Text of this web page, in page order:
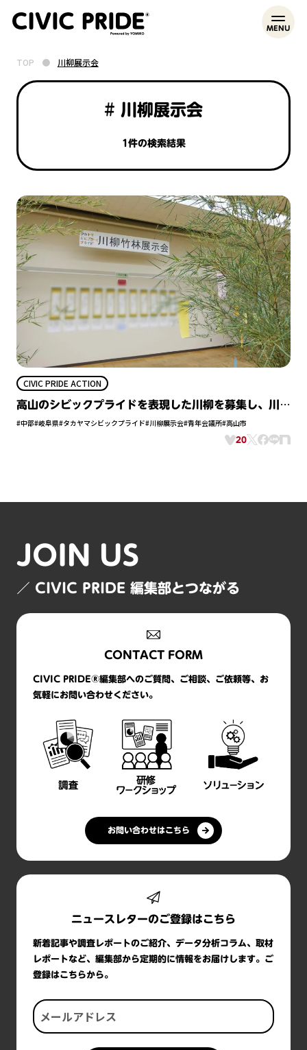
MENU
TOP ● 川柳展示会
# 川柳展示会
1件の検索結果
CIVIC PRIDE ACTION
高山のシビックプライドを表現した川柳を募集し、川柳
展示会で市民が共有・共感しあうイベントづくり（一般
#中部#岐阜県#タカヤマシビックプライド#川柳展示会#青年会議所#高山市
20
JOIN US
／ CIVIC PRIDE 編集部とつながる
CONTACT FORM
CIVIC PRIDE®編集部へのご質問、ご相談、ご依頼等、お
気軽にお問い合わせください。
お問い合わせはこちら
ニュースレターのご登録はこちら
新着記事や調査レポートのご紹介、データ分析コラム、取材
レポートなど、編集部から定期的に情報をお届けします。ご
登録はこちらから。